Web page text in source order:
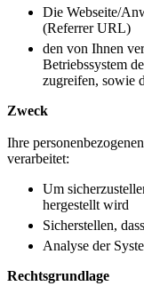
Die Webseite/
(Referrer URL)
den von Ihnen
Betriebssystem
zugreifen, sowie
Zweck
Ihre
verarbeitet:
Um
hergestellt wird
Sicherstellen,
Analyse der
Rechtsgrundlage